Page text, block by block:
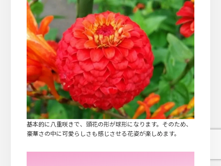
基本的に八重咲きで、頭花の形が球形になります。そのため、
豪華さの中に可愛らしさも感じさせる花姿が楽しめます。